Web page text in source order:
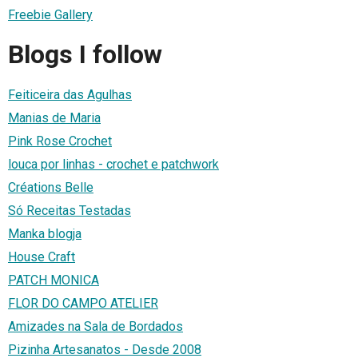
Freebie Gallery
Blogs I follow
Feiticeira das Agulhas
Manias de Maria
Pink Rose Crochet
louca por linhas - crochet e patchwork
Créations Belle
Só Receitas Testadas
Manka blogja
House Craft
PATCH MONICA
FLOR DO CAMPO ATELIER
Amizades na Sala de Bordados
Pizinha Artesanatos - Desde 2008